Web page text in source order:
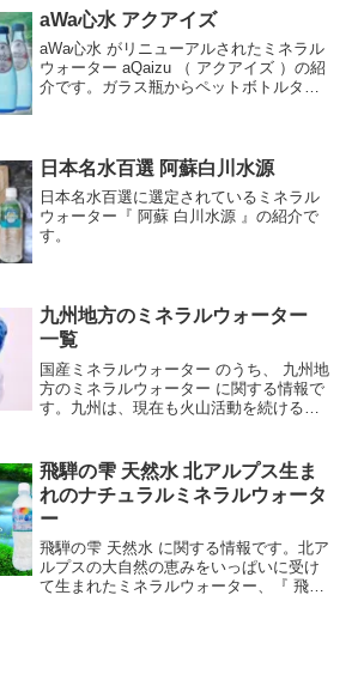
し、水質としては、pH8.2の弱アルカリ性
で、清冽な湧水...
aWa心水 アクアイズ
aWa心水 がリニューアルされたミネラル
ウォーター aQaizu （ アクアイズ ）の紹
介です。ガラス瓶からペットボトルタイ
湧...
日本名水百選 阿蘇白川水源
日本名水百選に選定されているミネラル
ウォーター『 阿蘇 白川水源 』の紹介で
す。
九州地方のミネラルウォーター
一覧
国産ミネラルウォーター のうち、 九州地
方のミネラルウォーター に関する情報で
す。九州は、現在も火山活動を続ける活
ラルを豊富に含んだ水を育んでいます。
飛騨の雫 天然水 北アルプス生ま
れのナチュラルミネラルウォータ
ー
飛騨の雫 天然水 に関する情報です。北ア
ルプスの大自然の恵みをいっぱいに受け
て生まれたミネラルウォーター、『 飛騨